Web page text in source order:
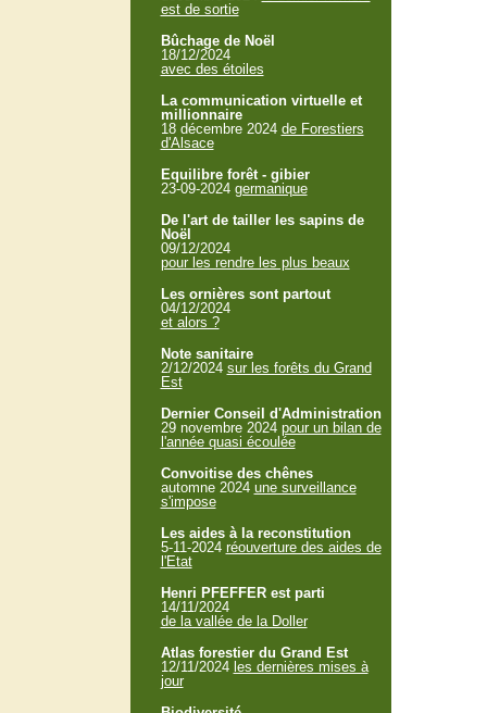
est de sortie
Bûchage de Noël
18/12/2024
avec des étoiles
La communication virtuelle et
millionnaire
18 décembre 2024 de Forestiers
d'Alsace
Equilibre forêt - gibier
23-09-2024 germanique
De l'art de tailler les sapins de
Noël
09/12/2024
pour les rendre les plus beaux
Les ornières sont partout
04/12/2024
et alors ?
Note sanitaire
2/12/2024 sur les forêts du Grand
Est
Dernier Conseil d'Administration
29 novembre 2024 pour un bilan de
l'année quasi écoulée
Convoitise des chênes
automne 2024 une surveillance
s'impose
Les aides à la reconstitution
5-11-2024 réouverture des aides de
l'Etat
Henri PFEFFER est parti
14/11/2024
de la vallée de la Doller
Atlas forestier du Grand Est
12/11/2024 les dernières mises à
jour